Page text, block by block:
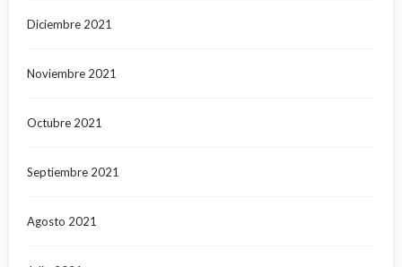
Diciembre 2021
Noviembre 2021
Octubre 2021
Septiembre 2021
Agosto 2021